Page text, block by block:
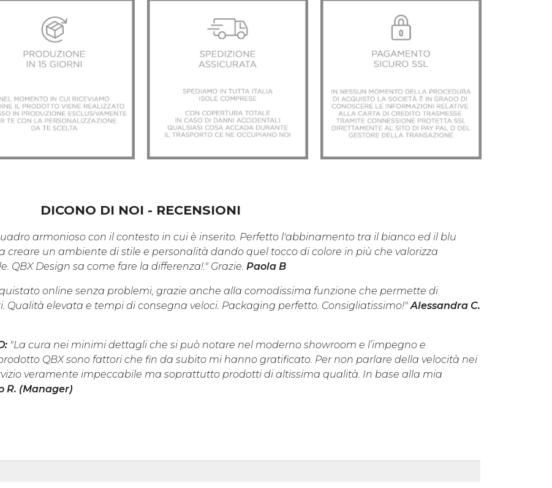
DICONO DI NOI - RECENSIONI
armonioso con il contesto in cui è inserito. Perfetto l'abbinamento tra il bianco ed il blu
creare un ambiente di stile e personalità dando quel tocco di colore in più che valorizza
QBX Design sa come fare la differenza!." Grazie. Paola B
online senza problemi, grazie anche alla comodissima funzione che permette di
elevata e tempi di consegna veloci. Packaging perfetto. Consigliatissimo!"Alessandra C.
"La cura nei minimi dettagli che si può notare nel moderno showroom e l’impegno e
QBX sono fattori che fin da subito mi hanno gratificato. Per non parlare della velocità nei
veramente impeccabile ma soprattutto prodotti di altissima qualità. In base alla mia
R. (Manager)